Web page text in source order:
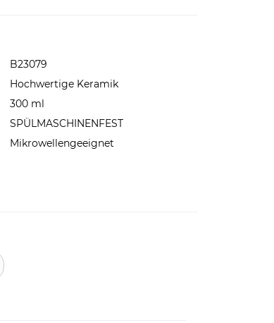
B23079
Hochwertige Keramik
300 ml
SPÜLMASCHINENFEST
Mikrowellengeeignet